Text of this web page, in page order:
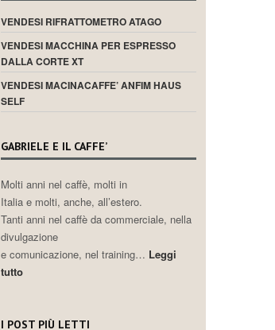
VENDESI RIFRATTOMETRO ATAGO
VENDESI MACCHINA PER ESPRESSO
DALLA CORTE XT
VENDESI MACINACAFFE’ ANFIM HAUS
SELF
GABRIELE E IL CAFFE’
Molti anni nel caffè, molti in
Italia e molti, anche, all’estero.
Tanti anni nel caffè da commerciale, nella
divulgazione
e comunicazione, nel training… Leggi
tutto
I POST PIÙ LETTI